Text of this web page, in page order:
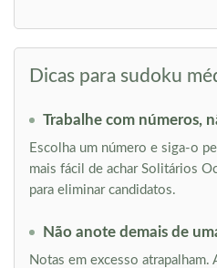
Dicas para sudoku
Trabalhe com números,
Escolha um número e siga-o
mais fácil de achar Solitários
para eliminar candidatos.
Não anote demais de
Notas em excesso